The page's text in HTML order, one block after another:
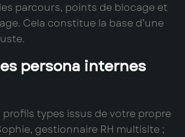
parcours, points de blocage et
Cela constitue la base d’une
persona internes
profils types issus de votre propre
gestionnaire RH multisite ;